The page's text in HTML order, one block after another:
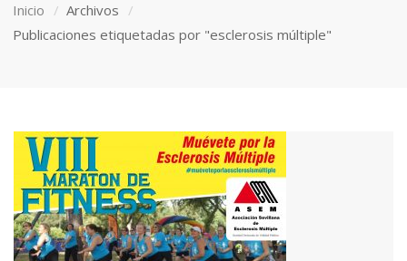
Inicio
Archivos
Publicaciones etiquetadas por "esclerosis múltiple"